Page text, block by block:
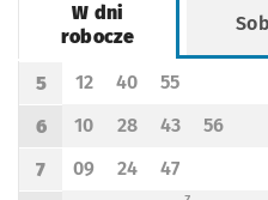
W dni
robocze
Rozkład jazdy -
W dni robocze
Godzina odjazdu
5
Odjazd
12
minut po godzinie 5
Odjazd
40
minut po
Odjazd
55
minut po
Godzina odjazdu
6
Odjazd
10
minut po godzinie 6
Odjazd
28
minut poOdjazd
43
minut po
Odjazd
56
minut
Godzina odjazdu
7
Odjazd
09
minut po godzinie 7
Odjazd
24
minut po
Odjazd
47
minut po